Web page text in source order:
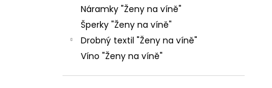
Náramky "Ženy na víně"
Šperky "Ženy na víně"
Drobný textil "Ženy na víně"
Víno "Ženy na víně"